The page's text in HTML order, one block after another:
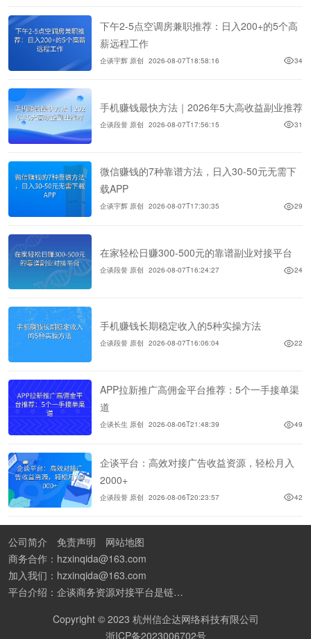
下午2-5点空调房兼职推荐：日入200+的5个高
薪远程工作
企谈宇辉 原创 2026-08-07T18:58:16 34
手机赚钱最快方法｜2026年5大高收益副业推荐
企谈段誉 原创 2026-08-07T17:56:15 31
微信赚钱的7种靠谱方法，日入30-50元无需下
载APP
企谈宇辉 原创 2026-08-07T17:30:35 29
在家轻松日赚300-500元的靠谱副业对接平台
企谈段誉 原创 2026-08-07T16:24:27 24
手机赚钱长期稳定收入的5种实操方法
企谈段誉 原创 2026-08-07T16:06:04 22
APP拉新推广高佣金平台推荐：5个一手接单渠
道
企谈长生 原创 2026-08-06T21:48:39 49
企谈平台：高效对接广告收益资源，轻松月入
2000+
企谈段誉 原创 2026-08-06T20:23:57 42
公司简介 免责声明
网站地图
商务合作：hzxinqida@163.com
加入我们：hzxinqida@163.com
平台介绍：企谈商务资源对接平台是链接资源人脉与客户的平台,也是地推app接任务平台、地推拉新团队接单平台。平台汇聚100W+商务资源，地推拉新、APP推广、BD异业合作等业务可免费发布。同时全国的地推团队和个人都可在地推接单平台找到赚钱项目和分享交流地推问题。
Copyright © 2023 杭州信企达网络科技有限公司
浙ICP备2023006702号